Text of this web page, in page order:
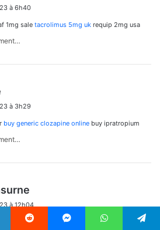
t
à 6h40
1mg sale tacrolimus 5mg uk requip 2mg usa
t
à 3h29
buy generic clozapine online buy ipratropium
t
à 12h04